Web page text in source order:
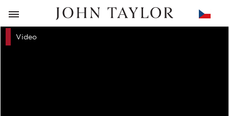
ZPĚT
Video